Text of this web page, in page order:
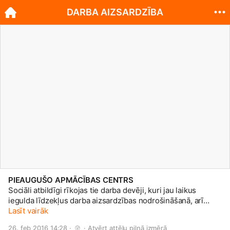
PIEAUGUŠO APMĀCĪBAS CENTRS
Sociāli atbildīgi rīkojas tie darba devēji, kuri jau laikus
iegulda līdzekļus darba aizsardzības nodrošināšanā, arī
darba aizsardzības speciālistu apmācībā. Par darba
Lasīt vairāk
26. feb 2016 14:28 · · Atvērt attēlu pilnā izmērā
DARBA AIZSARDZĪBA